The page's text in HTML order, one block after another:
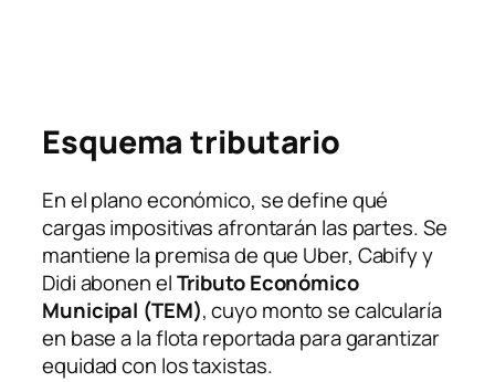
Esquema tributario
En el plano económico, se define qué
cargas impositivas afrontarán las partes. Se
mantiene la premisa de que Uber, Cabify y
Didi abonen elTributo Económico
Municipal (TEM), cuyo monto se calcularía
en base a la flota reportada para garantizar
equidad con los taxistas.